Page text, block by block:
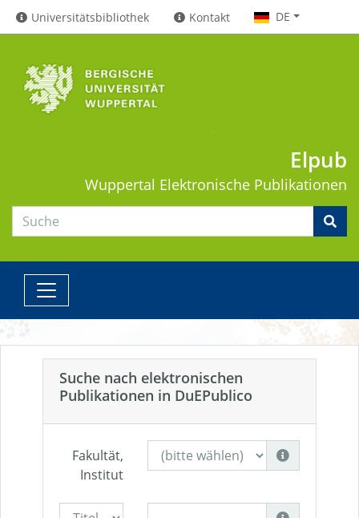
Universitätsbibliothek Kontakt DE
Elpub
Wuppertal Elektronische Publikationen
Suche nach elektronischen
Publikationen in DuEPublico
Fakultät,
Institut